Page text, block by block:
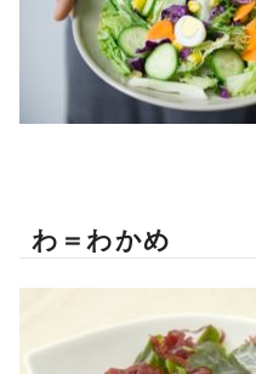
わ＝わかめ